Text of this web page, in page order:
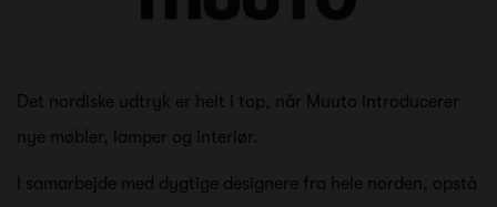
Det nordiske udtryk er helt i top, når Muuto introducerer
nye møbler, lamper og interiør.
I samarbejde med dygtige designere fra hele norden, opstå